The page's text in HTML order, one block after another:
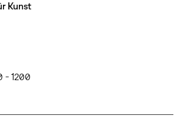
Kunst
- 1200